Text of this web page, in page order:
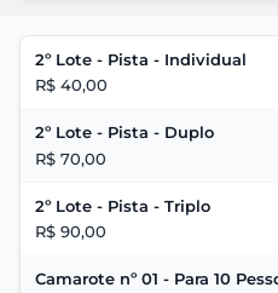
2º Lote - Pista - Individual
R$ 40,00
2º Lote - Pista - Duplo
R$ 70,00
2º Lote - Pista - Triplo
R$ 90,00
Camarote nº 01 - Para 10